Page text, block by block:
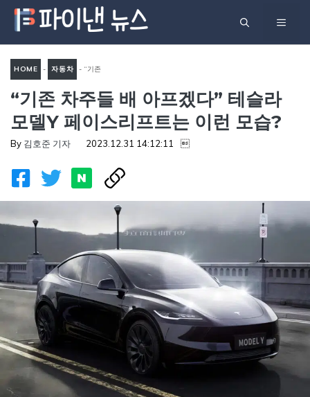
츠
기
메
HOME - 자동차 - “기존
차주들 배 아프겠다” 테슬라
모델Y 페이스리프트는 이런
“기존 차주들 배 아프겠다” 테슬라
모델Y 페이스리프트는 이런 모습?
By 김호준 기자 2023.12.31 14:12:11 